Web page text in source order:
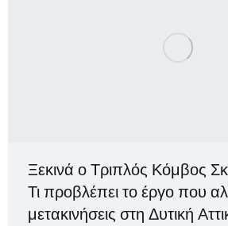
Ξεκινά ο Τριπλός Κόμβος
Τι προβλέπει το έργο που
μετακινήσεις στη Δυτική